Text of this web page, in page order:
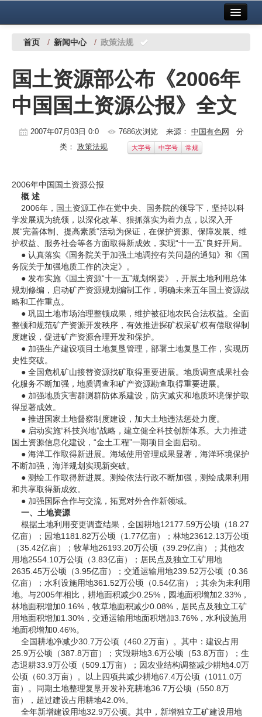
中国有色金属报社主办 广告服务
铜镍铅锌
铝
稀有稀土
科技
镁钛
地矿 建设
党建工作
企业文化
《资源再生》杂志
行情报价
数字报
首页 / 新闻中心 / 政策法规
国土资源部公布《2006年
中国国土资源公报》全文
2007年07月03日 0:0 7686次浏览 来源： 中国有色网 分
类： 政策法规 大字号 中字号 常规
2006年中国国土资源公报
概 述
2006年，国土资源工作在党中央、国务院的领导下，坚持以科
学发展观为统领，以深化改革、狠抓落实为着力点，以深入开
展“完善体制、提高素质”活动为保证，在保护资源、保障发展、维
护权益、服务社会等各方面取得新成效，实现“十一五”良好开局。
● 认真落实《国务院关于加强土地调控有关问题的通知》和《国
务院关于加强地质工作的决定》。
● 发布实施《国土资源“十一五”规划纲要》，开展土地利用总体
规划修编，启动矿产资源规划编制工作，明确未来五年国土资源战
略和工作重点。
● 巩固土地市场治理整顿成果，维护被征地农民合法权益。全面
整顿和规范矿产资源开发秩序，有效推进探矿权采矿权有偿取得制
度建设，促进矿产资源合理开发和保护。
● 加强生产建设项目土地复垦管理，部署土地复垦工作，实现历
史性突破。
● 全国危机矿山接替资源找矿取得重要进展。地质调查成果社会
化服务不断加强，地质调查和矿产资源勘查取得重要进展。
● 加强地质灾害群测群防体系建设，防灾减灾和地质环境保护取
得显著成效。
● 推进国家土地督察制度建设，加大土地违法惩处力度。
● 启动实施“科技兴地”战略，建立健全科技创新体系。大力推进
国土资源信息化建设，“金土工程”一期项目全面启动。
● 海洋工作取得新进展。海域使用管理成果显著，海洋环境保护
不断加强，海洋规划实现新突破。
● 测绘工作取得新进展。测绘依法行政不断加强，测绘成果利用
和共享取得新成效。
● 加强国际合作与交流，拓宽对外合作新领域。
一、土地资源
根据土地利用变更调查结果，全国耕地12177.59万公顷（18.27
亿亩）；园地1181.82万公顷（1.77亿亩）；林地23612.13万公顷
（35.42亿亩）；牧草地26193.20万公顷（39.29亿亩）；其他农
用地2554.10万公顷（3.83亿亩）；居民点及独立工矿用地
2635.45万公顷（3.95亿亩）；交通运输用地239.52万公顷（0.36
亿亩）；水利设施用地361.52万公顷（0.54亿亩）；其余为未利用
地。与2005年相比，耕地面积减少0.25%，园地面积增加2.33%，
林地面积增加0.16%，牧草地面积减少0.08%，居民点及独立工矿
用地面积增加1.30%，交通运输用地面积增加3.76%，水利设施用
地面积增加0.46%。
全国耕地净减少30.7万公顷（460.2万亩）。其中：建设占用
25.9万公顷（387.8万亩）；灾毁耕地3.6万公顷（53.8万亩）；生
态退耕33.9万公顷（509.1万亩）；因农业结构调整减少耕地4.0万
公顷（60.3万亩）。以上四项共减少耕地67.4万公顷（1011.0万
亩）。同期土地整理复垦开发补充耕地36.7万公顷（550.8万
亩），超过建设占用耕地42.0%。
全年新增建设用地32.9万公顷。其中，新增独立工矿建设用地